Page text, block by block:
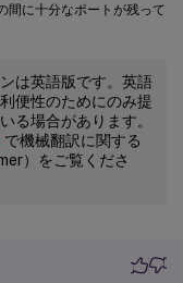
に十分なポートが残って
は英語版です。英語
便性のためにのみ提
る場合があります。
で機械翻訳に関する
）をご覧くださ